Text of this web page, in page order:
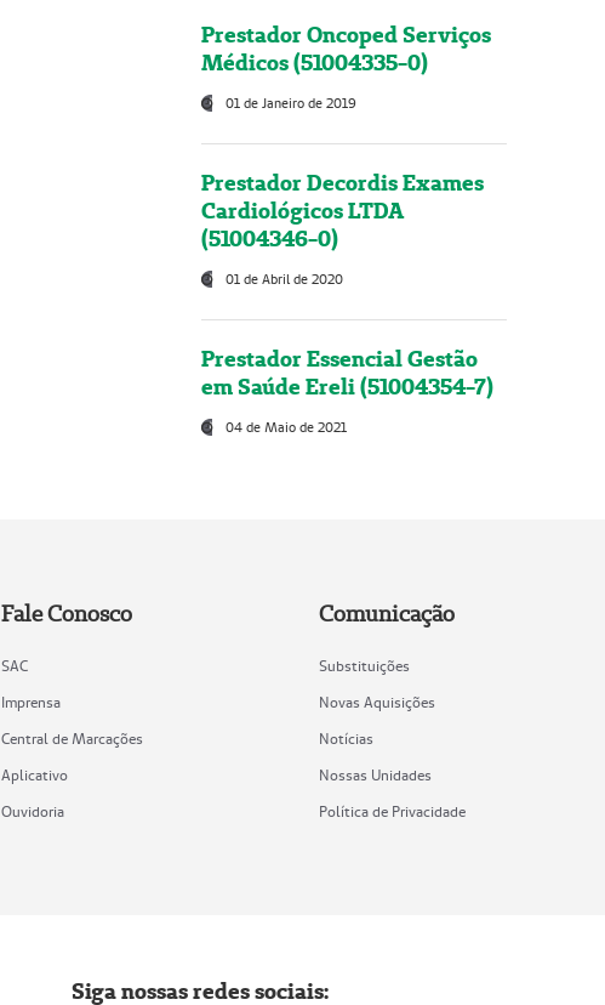
Prestador Oncoped Serviços
Médicos (51004335-0)
01 de Janeiro de 2019
Prestador Decordis Exames
Cardiológicos LTDA
(51004346-0)
01 de Abril de 2020
Prestador Essencial Gestão
em Saúde Ereli (51004354-7)
04 de Maio de 2021
Fale Conosco
SAC
Imprensa
Central de Marcações
Aplicativo
Ouvidoria
Comunicação
Substituições
Novas Aquisições
Notícias
Nossas Unidades
Política de Privacidade
Siga nossas redes sociais: